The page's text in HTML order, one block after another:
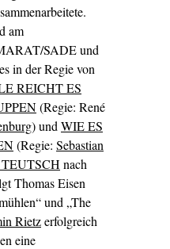
am
SADE und
in der Regie von
REICHT ES
(Regie: René
) und WIE ES
(Regie: Sebastian
nach
Thomas Eisen
und „The
Rietzerfolgreich
eine